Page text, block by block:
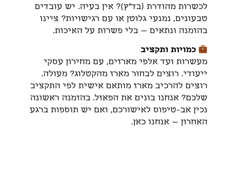
לכשרות מהודרת (בד"ץ)? אין בעיה. יש עובדים
טבעונים, נמנעי גלוטן או עם רגישויות? ציינו
בהזמנה ונתאים – בלי פשרות על האיכות.
כמויות ותקציב
מעשרות ועד אלפי מארזים, עם מחירון עסקי
ייעודי. רוצים לבחור מארז מהקטלוג? מעולה.
רוצים להרכיב מארז מותאם אישית לפי התקציב
שלכם? אנחנו בונים את הפאזל. בהזמנה ראשונה
נכין אב-טיפוס לאישורכם, ואם יש תוספות ברגע
האחרון – אנחנו כאן.